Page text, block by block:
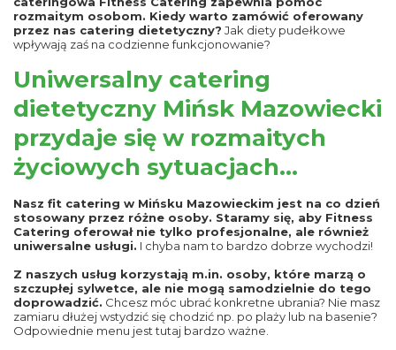
rozmaitym osobom. Kiedy warto zamówić oferowany
przez nas catering dietetyczny? Jak diety pudełkowe
wpływają zaś na codzienne funkcjonowanie?
Uniwersalny catering
dietetyczny Mińsk Mazowiecki
przydaje się w rozmaitych
życiowych sytuacjach…
Nasz fit catering w Mińsku Mazowieckim jest na co dzień
stosowany przez różne osoby. Staramy się, aby Fitness
Catering oferował nie tylko profesjonalne, ale również
uniwersalne usługi. I chyba nam to bardzo dobrze wychodzi!
Z naszych usług korzystają m.in. osoby, które marzą o
szczupłej sylwetce, ale nie mogą samodzielnie do tego
doprowadzić. Chcesz móc ubrać konkretne ubrania? Nie masz
zamiaru dłużej wstydzić się chodzić np. po plaży lub na basenie?
Odpowiednie menu jest tutaj bardzo ważne.